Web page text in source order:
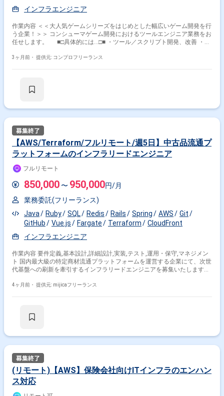
インフラエンジニア
作業内容 ＜＜大人気ゲームシリーズをはじめとした幅広いゲーム開発を行
う企業！＞＞ コンシューマゲーム開発におけるツールエンジニア業務をお
任せします。 ■□具体的には…□■ ・ツール／スクリプト開発、改善 ・C#
合調査、修正対応サポート ＜こんな方におすすめです！＞ ・新しい技
3ヶ月前・ 提供元: コンプロフリーランス
【AWS/Terraform/フルリモート/週5日】中古品流通プ
ラットフォームのインフラリードエンジニア
フルリモート
850,000 〜 950,000円/月
業務委託(フリーランス)
Java
Ruby SQL Redis Rails Spring AWS
Git
GitHub
Vue.js Fargate Terraform
CloudFront
インフラエンジニア
作業内容 要件定義,基本設計,詳細設計,実装,テスト,運用・保守,マネジメン
ト 国内最大級の特定商材流通プラットフォームを運営する企業にて、次世
代基盤への刷新を牽引するインフラリードエンジニアを募集いたします。
対象とした設計・構築・運用をリードいただくポジションです。 具体的に
から開発生産性の向上を支援するほか、 インフラチームのタスクマネジメ
4ヶ月前・ 提供元: mijicaフリーランス
(リモート)【AWS】保険会社向けITインフラのエンハン
ス対応